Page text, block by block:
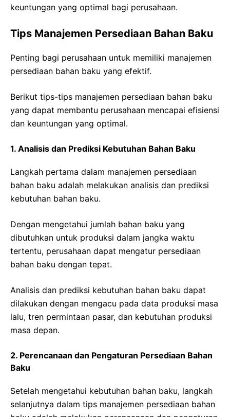
keuntungan yang optimal bagi perusahaan.
Tips Manajemen Persediaan Bahan Baku
Penting bagi perusahaan untuk memiliki manajemen
persediaan bahan baku yang efektif.
Berikut tips-tips manajemen persediaan bahan baku
yang dapat membantu perusahaan mencapai efisiensi
dan keuntungan yang optimal.
1. Analisis dan Prediksi Kebutuhan Bahan Baku
Langkah pertama dalam manajemen persediaan
bahan baku adalah melakukan analisis dan prediksi
kebutuhan bahan baku.
Dengan mengetahui jumlah bahan baku yang
dibutuhkan untuk produksi dalam jangka waktu
tertentu, perusahaan dapat mengatur persediaan
bahan baku dengan tepat.
Analisis dan prediksi kebutuhan bahan baku dapat
dilakukan dengan mengacu pada data produksi masa
lalu, tren permintaan pasar, dan kebutuhan produksi
masa depan.
2. Perencanaan dan Pengaturan Persediaan Bahan
Baku
Setelah mengetahui kebutuhan bahan baku, langkah
selanjutnya dalam tips manajemen persediaan bahan